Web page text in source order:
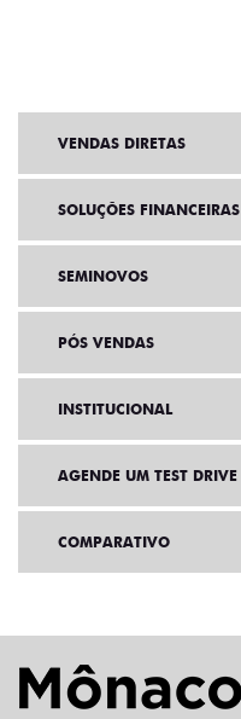
VENDAS DIRETAS
SOLUÇÕES FINANCEIRAS
SEMINOVOS
PÓS VENDAS
INSTITUCIONAL
AGENDE UM TEST DRIVE
COMPARATIVO